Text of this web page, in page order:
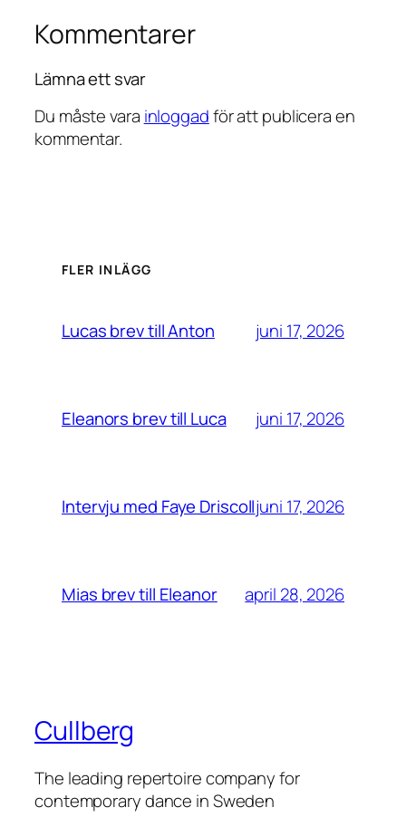
Kommentarer
Lämna ett svar
Du måste vara inloggadför att publicera en
kommentar.
FLER INLÄGG
Lucas brev till Anton juni 17, 2026
Eleanors brev till Luca juni 17, 2026
Intervju med Faye Driscolljuni 17, 2026
Mias brev till Eleanor april 28, 2026
Cullberg
The leading repertoire company for
contemporary dance in Sweden